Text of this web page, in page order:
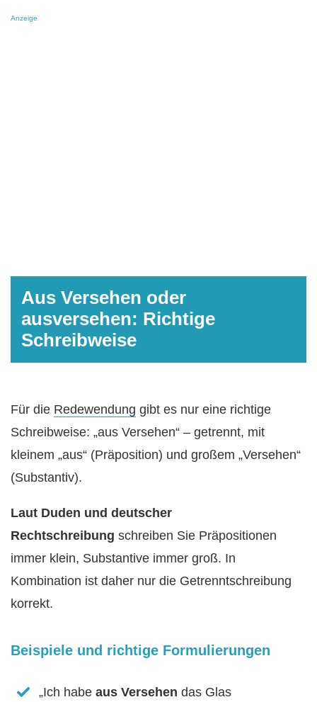
Anzeige
Aus Versehen oder
ausversehen: Richtige
Schreibweise
Für die Redewendung gibt es nur eine richtige
Schreibweise: „aus Versehen“ – getrennt, mit
kleinem „aus“ (Präposition) und großem „Versehen“
(Substantiv).
Laut Duden und deutscher
Rechtschreibung schreiben Sie Präpositionen
immer klein, Substantive immer groß. In
Kombination ist daher nur die Getrenntschreibung
korrekt.
Beispiele und richtige Formulierungen
„Ich habe aus Versehen das Glas